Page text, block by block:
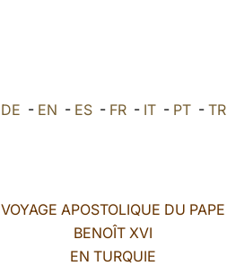
DE - EN - ES- FR- IT- PT- TR
VOYAGE APOSTOLIQUE DU PAPE
BENOÎT XVI
EN TURQUIE